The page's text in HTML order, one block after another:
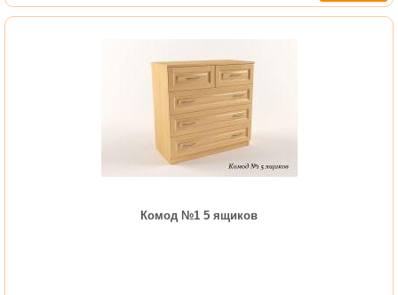
Комод №1 5 ящиков